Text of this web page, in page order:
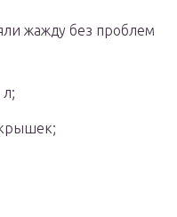
жажду без проблем